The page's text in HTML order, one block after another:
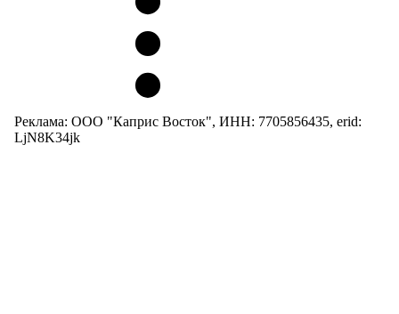
Реклама: ООО "Каприс Восток", ИНН: 7705856435, erid:
LjN8K34jk